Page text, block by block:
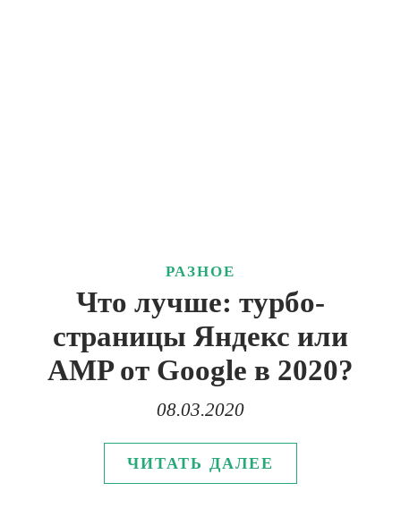
РАЗНОЕ
Что лучше: турбо-
страницы Яндекс или
AMP от Google в 2020?
08.03.2020
ЧИТАТЬ ДАЛЕЕ